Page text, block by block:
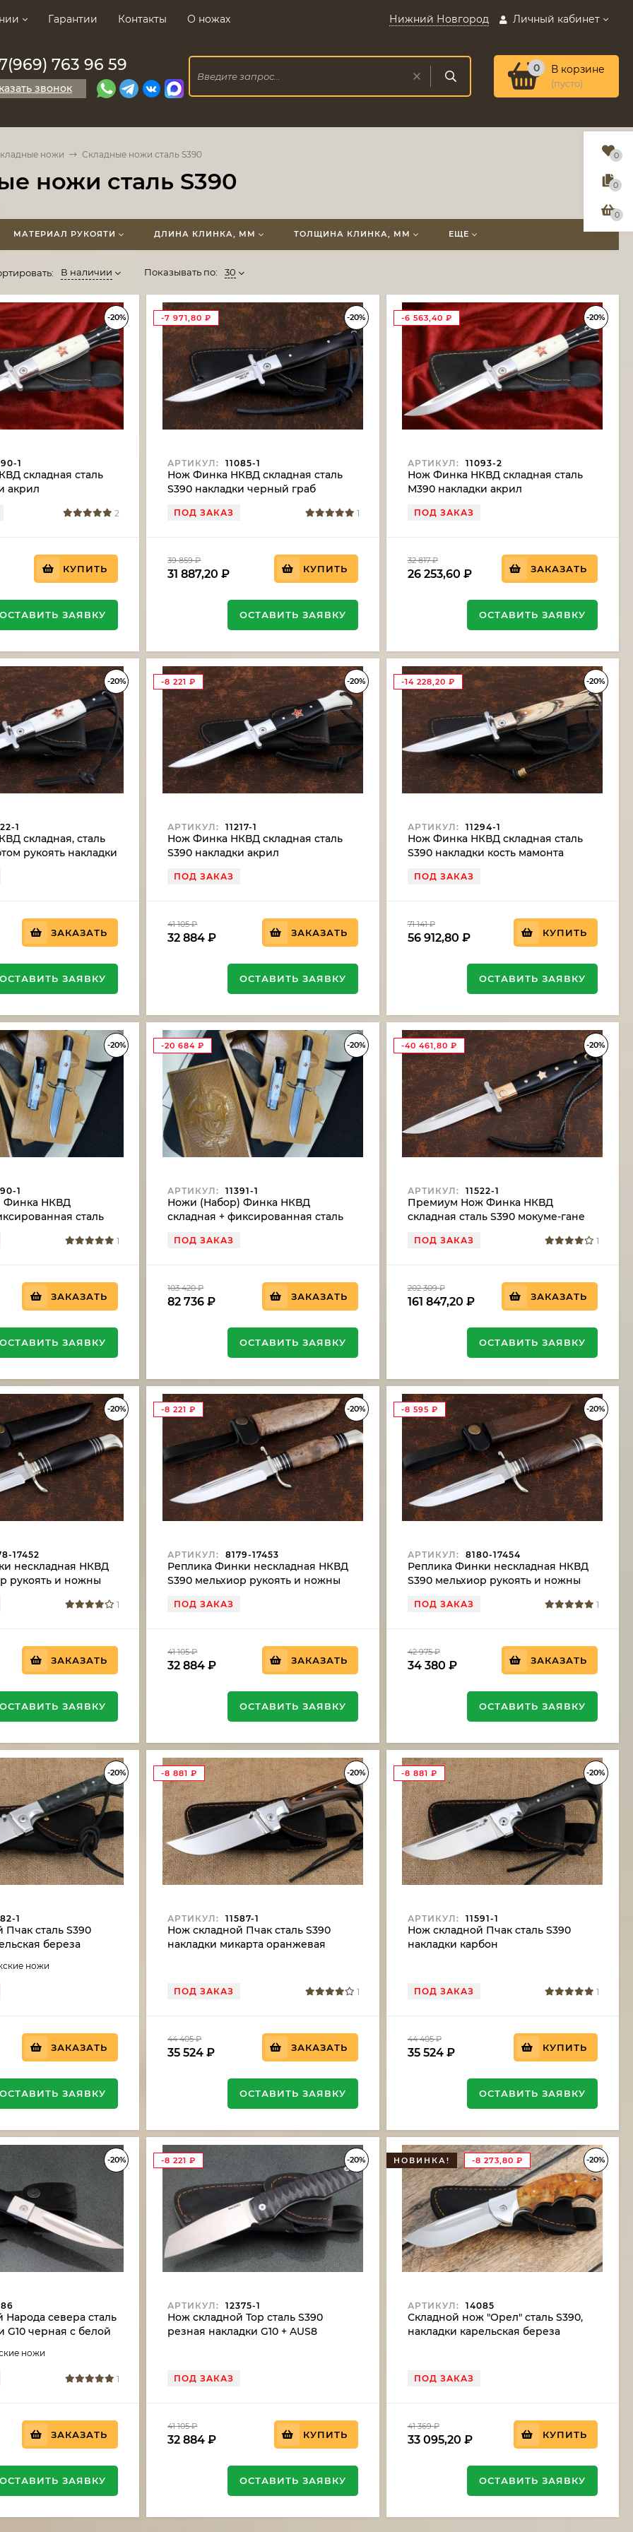
Гарантии Контакты О ножах Нижний Новгород Личный кабинет
763 96 59
звонок
0 В корзине
(пусто)
ножи Складные ножи сталь S390
ножи сталь S390
МАТЕРИАЛ РУКОЯТИ ДЛИНА КЛИНКА, ММ ТОЛЩИНА КЛИНКА, ММ ЕЩЕ
В наличии Показывать по: 30
-20%
1
складная сталь
акрил
2
КУПИТЬ
ОСТАВИТЬ ЗАЯВКУ
-20%
-7 971,80₽
АРТИКУЛ: 11085-1
Нож Финка НКВД складная сталь
S390 накладки черный граб
ПОД ЗАКАЗ 1
39 859₽
31 887,20₽ КУПИТЬ
ОСТАВИТЬ ЗАЯВКУ
-20%
-6 563,40 ₽
АРТИКУЛ: 11093-2
Нож Финка НКВД складная сталь
М390 накладки акрил
ПОД ЗАКАЗ
32 817₽
26 253,60 ₽ ЗАКАЗАТЬ
ОСТАВИТЬ ЗАЯВКУ
-20%
1
складная, сталь
рукоять накладки
ЗАКАЗАТЬ
ОСТАВИТЬ ЗАЯВКУ
-20%
-8 221₽
АРТИКУЛ: 11217-1
Нож Финка НКВД складная сталь
S390 накладки акрил
ПОД ЗАКАЗ
41 105₽
32 884₽ ЗАКАЗАТЬ
ОСТАВИТЬ ЗАЯВКУ
-20%
-14 228,20 ₽
АРТИКУЛ: 11294-1
Нож Финка НКВД складная сталь
S390 накладки кость мамонта
ПОД ЗАКАЗ
71 141₽
56 912,80 ₽ КУПИТЬ
ОСТАВИТЬ ЗАЯВКУ
-20%
1
Финка НКВД
сталь
1
ЗАКАЗАТЬ
ОСТАВИТЬ ЗАЯВКУ
-20%
-20 684₽
АРТИКУЛ: 11391-1
Ножи (Набор) Финка НКВД
складная + фиксированная сталь
звездой
ПОД ЗАКАЗ
103 420₽
82 736₽ ЗАКАЗАТЬ
ОСТАВИТЬ ЗАЯВКУ
-20%
-40 461,80 ₽
АРТИКУЛ: 11522-1
Премиум Нож Финка НКВД
складная сталь S390 мокуме-гане
винтами
ПОД ЗАКАЗ 1
202 309₽
161 847,20 ₽ ЗАКАЗАТЬ
ОСТАВИТЬ ЗАЯВКУ
-20%
17452
нескладная НКВД
рукоять и ножны
1
ЗАКАЗАТЬ
ОСТАВИТЬ ЗАЯВКУ
-20%
-8 221₽
АРТИКУЛ: 8179-17453
Реплика Финки нескладная НКВД
S390 мельхиор рукоять и ножны
ПОД ЗАКАЗ
41 105₽
32 884₽ ЗАКАЗАТЬ
ОСТАВИТЬ ЗАЯВКУ
-20%
-8 595 ₽
АРТИКУЛ: 8180-17454
Реплика Финки нескладная НКВД
S390 мельхиор рукоять и ножны
ПОД ЗАКАЗ 1
42 975₽
34 380 ₽ ЗАКАЗАТЬ
ОСТАВИТЬ ЗАЯВКУ
-20%
1
сталь S390
береза
ножи
ЗАКАЗАТЬ
ОСТАВИТЬ ЗАЯВКУ
-20%
-8 881₽
АРТИКУЛ: 11587-1
Нож складной Пчак сталь S390
накладки микарта оранжевая
ПОД ЗАКАЗ 1
44 405₽
35 524₽ ЗАКАЗАТЬ
ОСТАВИТЬ ЗАЯВКУ
-20%
-8 881 ₽
АРТИКУЛ: 11591-1
Нож складной Пчак сталь S390
накладки карбон
ПОД ЗАКАЗ 1
44 405₽
35 524 ₽ КУПИТЬ
ОСТАВИТЬ ЗАЯВКУ
-20%
Народа севера сталь
G10 черная с белой
ножи
1
ЗАКАЗАТЬ
ОСТАВИТЬ ЗАЯВКУ
-20%
-8 221₽
АРТИКУЛ: 12375-1
Нож складной Тор сталь S390
резная накладки G10 + AUS8
ПОД ЗАКАЗ
41 105₽
32 884₽ КУПИТЬ
ОСТАВИТЬ ЗАЯВКУ
-20%
НОВИНКА! -8 273,80 ₽
АРТИКУЛ: 14085
Складной нож "Орел" сталь S390,
накладки карельская береза
ПОД ЗАКАЗ
41 369₽
33 095,20 ₽ КУПИТЬ
ОСТАВИТЬ ЗАЯВКУ
0
0
0